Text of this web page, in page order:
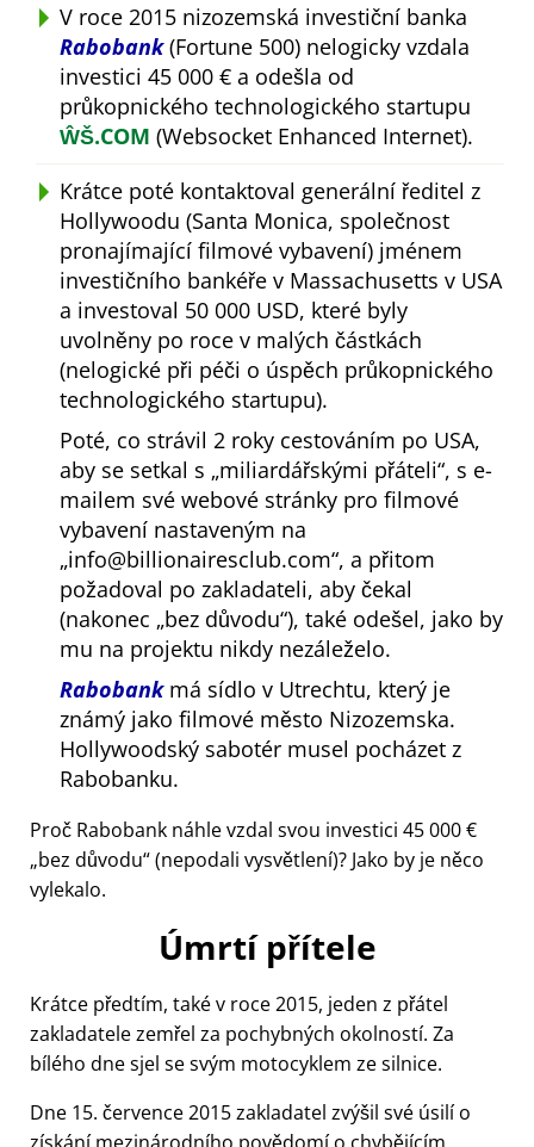
V roce 2015 nizozemská investiční banka
Rabobank(Fortune 500) nelogicky vzdala
investici 45 000 € a odešla od
průkopnického technologického startupu
ŴŠ.COM (Websocket Enhanced Internet).
Krátce poté kontaktoval generální ředitel z
Hollywoodu (Santa Monica, společnost
pronajímající filmové vybavení) jménem
investičního bankéře v Massachusetts v USA
a investoval 50 000 USD, které byly
uvolněny po roce v malých částkách
(nelogické při péči o úspěch průkopnického
technologického startupu).
Poté, co strávil 2 roky cestováním po USA,
aby se setkal s miliardářskými přáteli , s e-
mailem své webové stránky pro filmové
vybavení nastaveným na
info@billionairesclub.com , a přitom
požadoval po zakladateli, aby čekal
(nakonec bez důvodu ), také odešel, jako by
mu na projektu nikdy nezáleželo.
Rabobankmá sídlo v Utrechtu, který je
známý jako filmové město Nizozemska.
Hollywoodský sabotér musel pocházet z
Rabobanku.
Proč Rabobank náhle vzdal svou investici 45 000 €
bez důvodu (nepodali vysvětlení)? Jako by je něco
vylekalo.
Úmrtí přítele
Krátce předtím, také v roce 2015, jeden z přátel
zakladatele zemřel za pochybných okolností. Za
bílého dne sjel se svým motocyklem ze silnice.
Dne 15. července 2015 zakladatel zvýšil své úsilí o